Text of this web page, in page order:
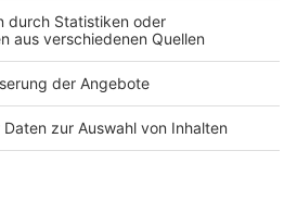
um die Menschen aus dem
holen, so Reul. Fachleute
Aussteigerprogrammen